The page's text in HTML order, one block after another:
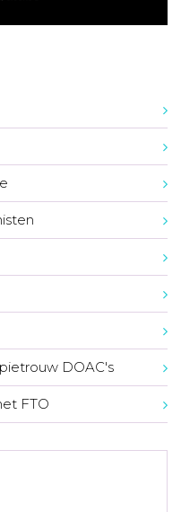
DOAC's
FTO